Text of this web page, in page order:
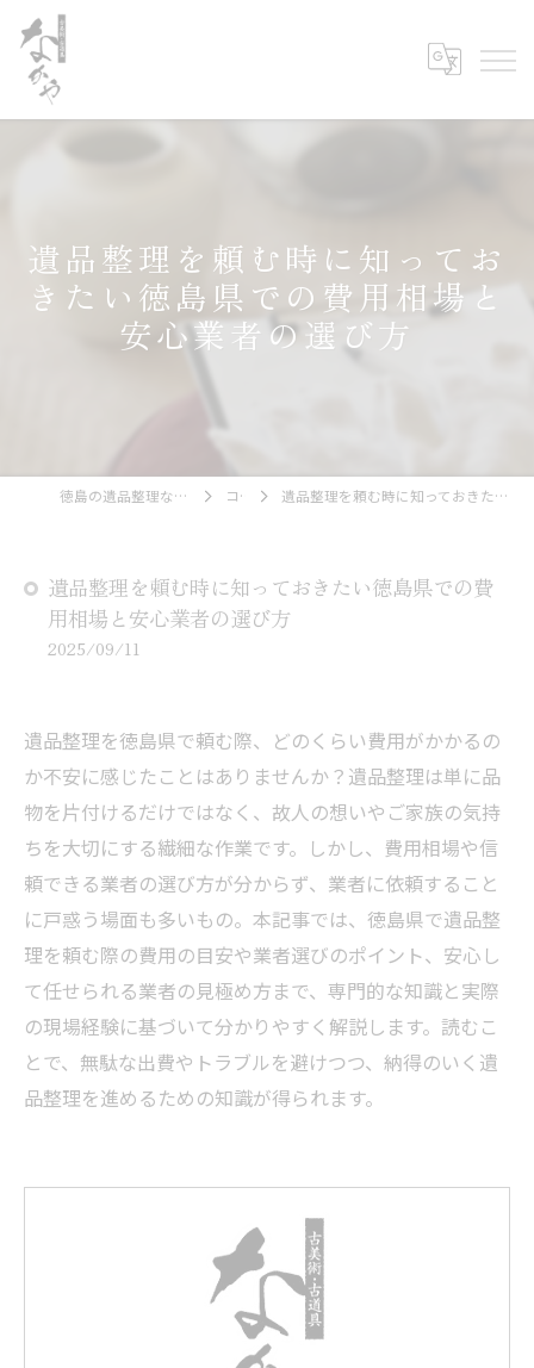
遺品整理を頼む時に知ってお
きたい徳島県での費用相場と
安心業者の選び方
徳島の遺品整理なら古美術・古道具 なかや コラム 遺品整理を頼む時に知っておきたい徳島県での費用相場と安心業者の選び方
遺品整理を頼む時に知っておきたい徳島県での費
用相場と安心業者の選び方
2025/09/11
遺品整理を徳島県で頼む際、どのくらい費用がかかるの
か不安に感じたことはありませんか？遺品整理は単に品
物を片付けるだけではなく、故人の想いやご家族の気持
ちを大切にする繊細な作業です。しかし、費用相場や信
頼できる業者の選び方が分からず、業者に依頼すること
に戸惑う場面も多いもの。本記事では、徳島県で遺品整
理を頼む際の費用の目安や業者選びのポイント、安心し
て任せられる業者の見極め方まで、専門的な知識と実際
の現場経験に基づいて分かりやすく解説します。読むこ
とで、無駄な出費やトラブルを避けつつ、納得のいく遺
品整理を進めるための知識が得られます。